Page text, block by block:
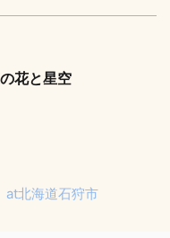
花と星空
北海道石狩市